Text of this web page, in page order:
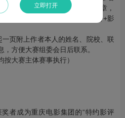
个文件夹），为了避免遗漏文章，
压缩文件统一命名格式为“姓名+影
页附上作者本人的姓名、院校、联
方便大赛组委会日后联系。
按大赛主体赛事执行）
者成为重庆电影集团的“特约影评
立即打开